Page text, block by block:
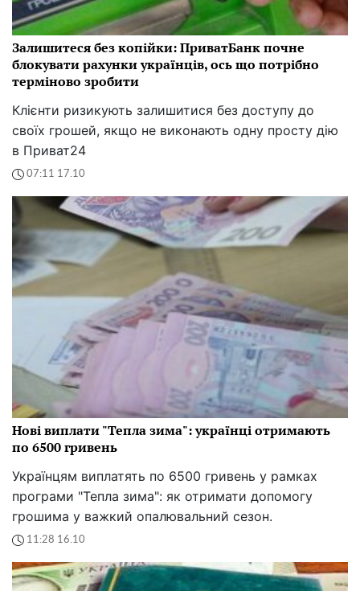
Залишитеся без копійки: ПриватБанк почне
блокувати рахунки українців, ось що потрібно
терміново зробити
Клієнти ризикують залишитися без доступу до
своїх грошей, якщо не виконають одну просту дію
в Приват24
07:11 17.10
Нові виплати "Тепла зима": українці отримають
по 6500 гривень
Українцям виплатять по 6500 гривень у рамках
програми "Тепла зима": як отримати допомогу
грошима у важкий опалювальний сезон.
11:28 16.10